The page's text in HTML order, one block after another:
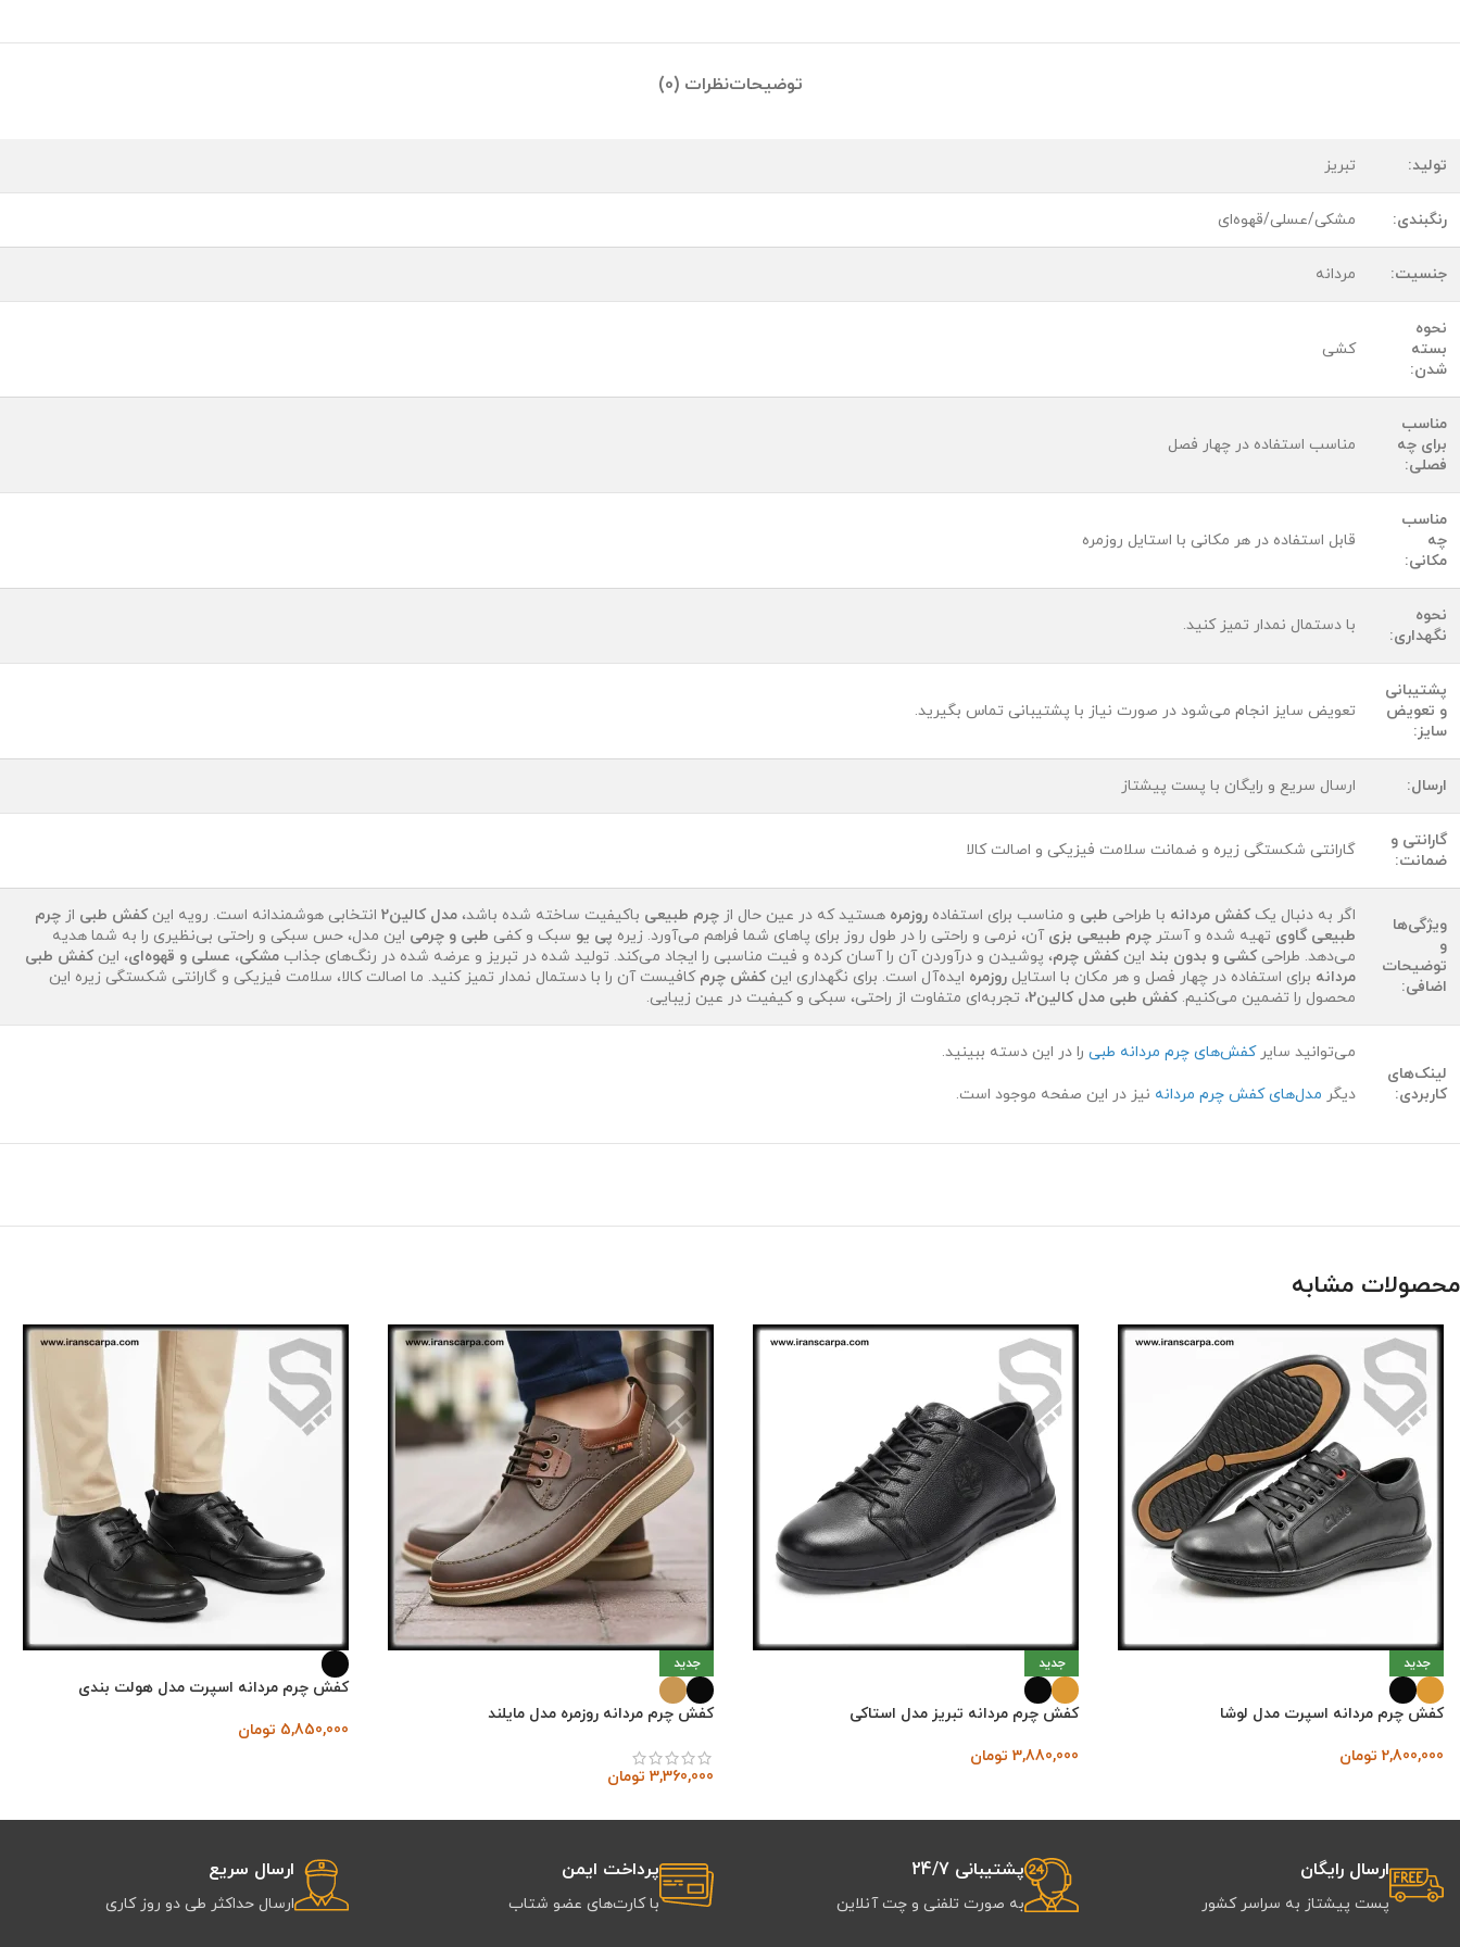
توضیحاتنظرات (0)
تولید: تبریز
رنگبندی: مشکی/عسلی/قهوه‌ای
جنسیت: مردانه
نحوه
بسته
شدن:
کشی
مناسب
برای چه
فصلی:
مناسب استفاده در چهار فصل
مناسب
چه
مکانی:
قابل استفاده در هر مکانی با استایل روزمره
نحوه
نگهداری:
با دستمال نمدار تمیز کنید.
پشتیبانی
و تعویض
سایز:
تعویض سایز انجام می‌شود در صورت نیاز با پشتیبانی تماس بگیرید.
ارسال: ارسال سریع و رایگان با پست پیشتاز
گارانتی و
ضمانت:
گارانتی شکستگی زیره و ضمانت سلامت فیزیکی و اصالت کالا
ویژگی‌ها
و
توضیحات
اضافی:
اگر به دنبال یککفش مردانه با طراحی طبی و مناسب برای استفاده روزمره هستید که در عین حال از چرم طبیعی باکیفیت ساخته شده باشد، مدل کالین2 انتخابی هوشمندانه است. رویه اینکفش طبی از چرم
طبیعی گاوی تهیه شده و آستر چرم طبیعی بزی آن، نرمی و راحتی را در طول روز برای پاهای شما فراهم می‌آورد. زیره پی یو سبک و کفی طبی و چرمی این مدل، حس سبکی و راحتی بی‌نظیری را به شما هدیه
می‌دهد. طراحیکشی و بدون بند اینکفش چرم، پوشیدن و درآوردن آن را آسان کرده و فیت مناسبی را ایجاد می‌کند. تولید شده در تبریز و عرضه شده در رنگ‌های جذاب مشکی، عسلی و قهوه‌ای، اینکفش طبی
مردانه برای استفاده در چهار فصل و هر مکان با استایل روزمره ایده‌آل است. برای نگهداری اینکفش چرم کافیست آن را با دستمال نمدار تمیز کنید. ما اصالت کالا، سلامت فیزیکی و گارانتی شکستگی زیره این
محصول را تضمین می‌کنیم.کفش طبی مدل کالین2 ، تجربه‌ای متفاوت از راحتی، سبکی و کیفیت در عین زیبایی.
لینک‌های
کاربردی:
می‌توانید سایرکفش‌های چرم مردانه طبی را در این دسته ببینید.
دیگر مدل‌های کفش چرم مردانه نیز در این صفحه موجود است.
محصولات مشابه
جدید
کفش چرم مردانه اسپرت مدل لوشا
2,800,000 تومان
جدید
کفش چرم مردانه تبریز مدل استاکی
3,880,000 تومان
جدید
کفش چرم مردانه روزمره مدل مایلند
3,360,000 تومان
کفش چرم مردانه اسپرت مدل هولت بندی
5,850,000 تومان
ارسال رایگان
پست پیشتاز به سراسر کشور
پشتیبانی 24/7
به صورت تلفنی و چت آنلاین
پرداخت ایمن
با کارت‌های عضو شتاب
ارسال سریع
ارسال حداکثر طی دو روز کاری